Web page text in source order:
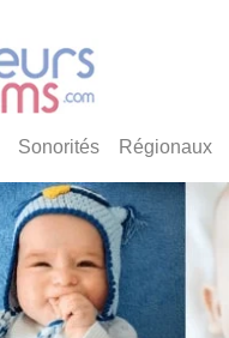
Sonorités Régionaux